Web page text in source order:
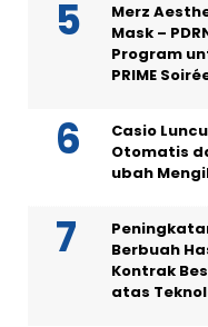
Merz
Mask –
Program
PRIME
Casio
Otomatis
ubah
Berbuah
Kontrak
atas